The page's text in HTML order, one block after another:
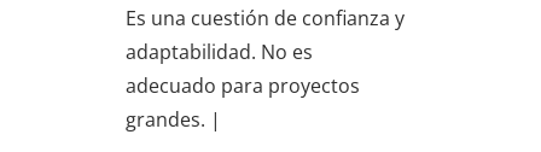
Es una cuestión de confianza y
adaptabilidad. No es
adecuado para proyectos
grandes. |